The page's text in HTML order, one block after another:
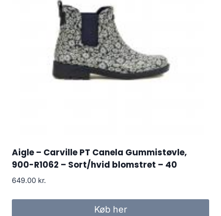
Aigle – Carville PT Canela Gummistøvle,
900-R1062 – Sort/hvid blomstret – 40
649.00 kr.
Køb her